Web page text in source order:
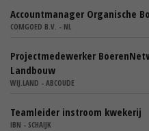
Accountmanager Organische
COMGOED B.V. - NL
Projectmedewerker
Landbouw
WIJ.LAND - ABCOUDE
Teamleider instroom kwekerij
IBN - SCHAIJK